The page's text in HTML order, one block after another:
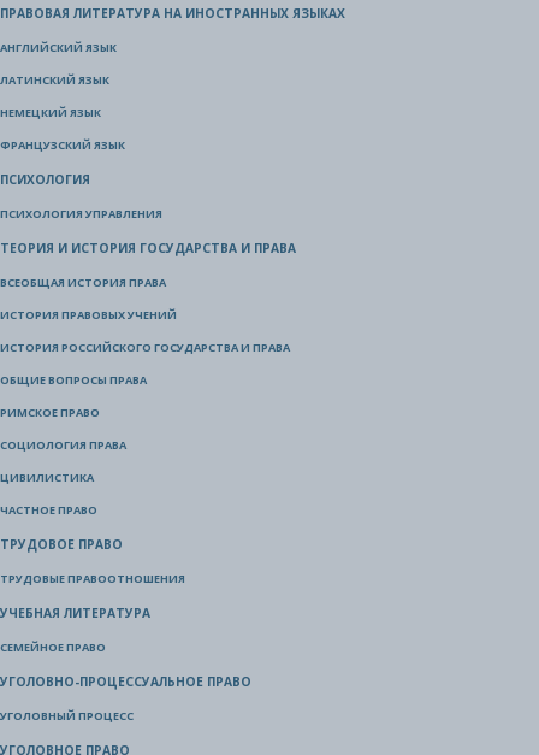
ПРАВОВАЯ ЛИТЕРАТУРА НА ИНОСТРАННЫХ ЯЗЫКАХ
АНГЛИЙСКИЙ ЯЗЫК
ЛАТИНСКИЙ ЯЗЫК
НЕМЕЦКИЙ ЯЗЫК
ФРАНЦУЗСКИЙ ЯЗЫК
ПСИХОЛОГИЯ
ПСИХОЛОГИЯ УПРАВЛЕНИЯ
ТЕОРИЯ И ИСТОРИЯ ГОСУДАРСТВА И ПРАВА
ВСЕОБЩАЯ ИСТОРИЯ ПРАВА
ИСТОРИЯ ПРАВОВЫХ УЧЕНИЙ
ИСТОРИЯ РОССИЙСКОГО ГОСУДАРСТВА И ПРАВА
ОБЩИЕ ВОПРОСЫ ПРАВА
РИМСКОЕ ПРАВО
СОЦИОЛОГИЯ ПРАВА
ЦИВИЛИСТИКА
ЧАСТНОЕ ПРАВО
ТРУДОВОЕ ПРАВО
ТРУДОВЫЕ ПРАВООТНОШЕНИЯ
УЧЕБНАЯ ЛИТЕРАТУРА
СЕМЕЙНОЕ ПРАВО
УГОЛОВНО-ПРОЦЕССУАЛЬНОЕ ПРАВО
УГОЛОВНЫЙ ПРОЦЕСС
УГОЛОВНОЕ ПРАВО